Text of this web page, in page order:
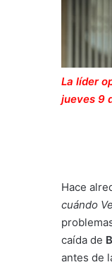
La líder
jueves 9
Hace
cuándo
caída de
antes de